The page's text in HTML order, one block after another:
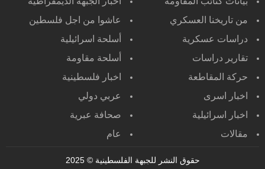
من تاريخنا العسكري
عاشوا من اجل فلسطين
دراسات عسكرية
أسلحة اسرائيلية
تقارير دراسات
أسلحة مقاومة
حركة المقاطعة
اخبار فلسطينية
اخبار اسرى
عربي دولي
اخبار اسرائيلية
صحافة عبرية
مقالات
عام
حقوق النشر للجبهة الفلسطينية© 2025